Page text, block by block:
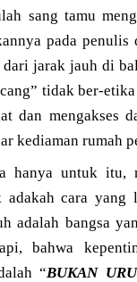
sang tamu
pada
jarak jauh di
tidak ber-
dan mengakses
kediaman rumah
hanya untuk itu,
adakah cara
adalah bangsa
bahwa
“BUKAN